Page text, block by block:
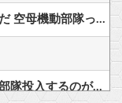
【艦これ】でもイベントのたびに思うんだ 空母機動部隊ってクソだわ！
【艦これ】敵の戦力を掃討してから輸送部隊投入するのがふつうなのに まず強行輸送から入る作戦たてる艦これ世界の大本営どうなってるの